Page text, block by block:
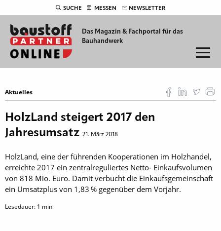
SUCHE MESSEN NEWSLETTER
Das Magazin & Fachportal für das
Bauhandwerk
Aktuelles
HolzLand steigert 2017 den
Jahresumsatz 21. März 2018
HolzLand, eine der führenden Kooperationen im Holzhandel,
erreichte 2017 ein zentralreguliertes Netto- Einkaufsvolumen
von 818 Mio. Euro. Damit verbucht die Einkaufsgemeinschaft
ein Umsatzplus von 1,83 % gegenüber dem Vorjahr.
Lesedauer: 1 min